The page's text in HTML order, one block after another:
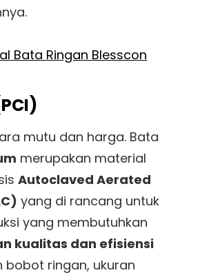
Bata Ringan Blesscon
mutu dan harga. Bata
merupakan material
Autoclaved Aerated
yang di rancang untuk
yang membutuhkan
kualitas dan efisiensi
bobot ringan, ukuran